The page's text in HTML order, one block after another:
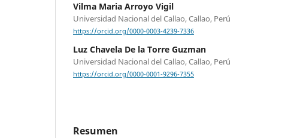
Vilma Maria Arroyo Vigil
Universidad Nacional del Callao, Callao, Perú
https://orcid.org/0000-0003-4239-7336
Luz Chavela De la Torre Guzman
Universidad Nacional del Callao, Callao, Perú
https://orcid.org/0000-0001-9296-7355
Resumen